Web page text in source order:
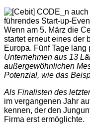
Wenn am 5. März die
startet erneut eines der
Europa. Fünf Tage lang
Unternehmen aus 13
außergewöhnlichen
Potenzial, wie das
Als Finalisten des
im vergangenen Jahr
kennen, der den
Firma erst ermöglichte.